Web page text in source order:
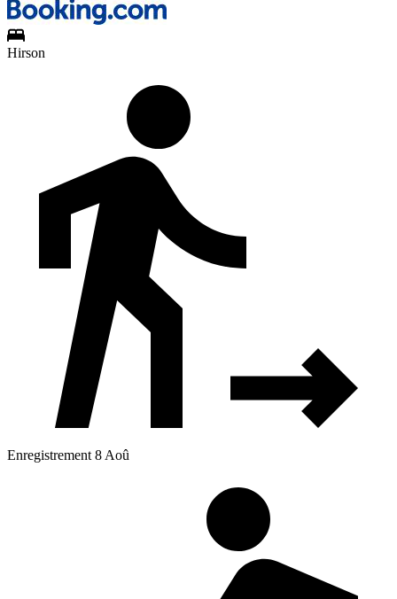
Hirson
Enregistrement 8 Aoû